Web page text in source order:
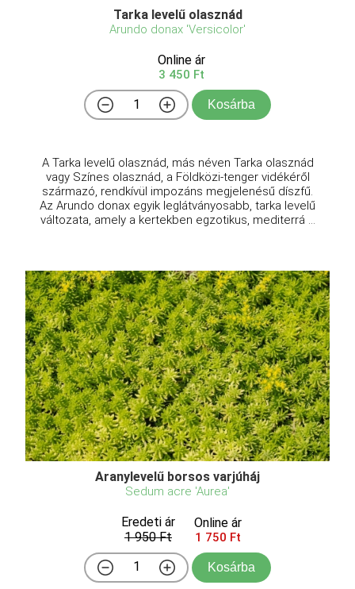
Tarka levelű olasznád
Arundo donax 'Versicolor'
Online ár
3 450 Ft
Kosárba
A Tarka levelű olasznád, más néven Tarka olasznád
vagy Színes olasznád, a Földközi-tenger vidékéről
származó, rendkívül impozáns megjelenésű díszfű.
Az Arundo donax egyik leglátványosabb, tarka levelű
változata, amely a kertekben egzotikus, mediterrá ...
Aranylevelű borsos varjúháj
Sedum acre 'Aurea'
Eredeti ár
1 950 Ft
Online ár
1 750 Ft
Kosárba